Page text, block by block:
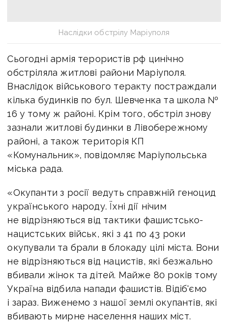
Наслідки обстрілу Маріуполя
Сьогодні армія терористів рф цинічно
обстріляла житлові райони Маріуполя.
Внаслідок військового теракту постраждали
кілька будинків по бул. Шевченка та школа №
16 у тому ж районі. Крім того, обстріл знову
зазнали житлові будинки в Лівобережному
районі, а також територія КП
«Комунальник», повідомляє Маріупольська
міська рада.
«Окупанти з росії ведуть справжній геноцид
українського народу. Їхні дії нічим
не відрізняються від тактики фашистсько-
нацистських військ, які з 41 по 43 роки
окупували та брали в блокаду цілі міста. Вони
не відрізняються від нацистів, які безжально
вбивали жінок та дітей. Майже 80 років тому
Україна відбила напади фашистів. Відіб'ємо
і зараз. Виженемо з нашої землі окупантів, які
вбивають мирне населення наших міст.